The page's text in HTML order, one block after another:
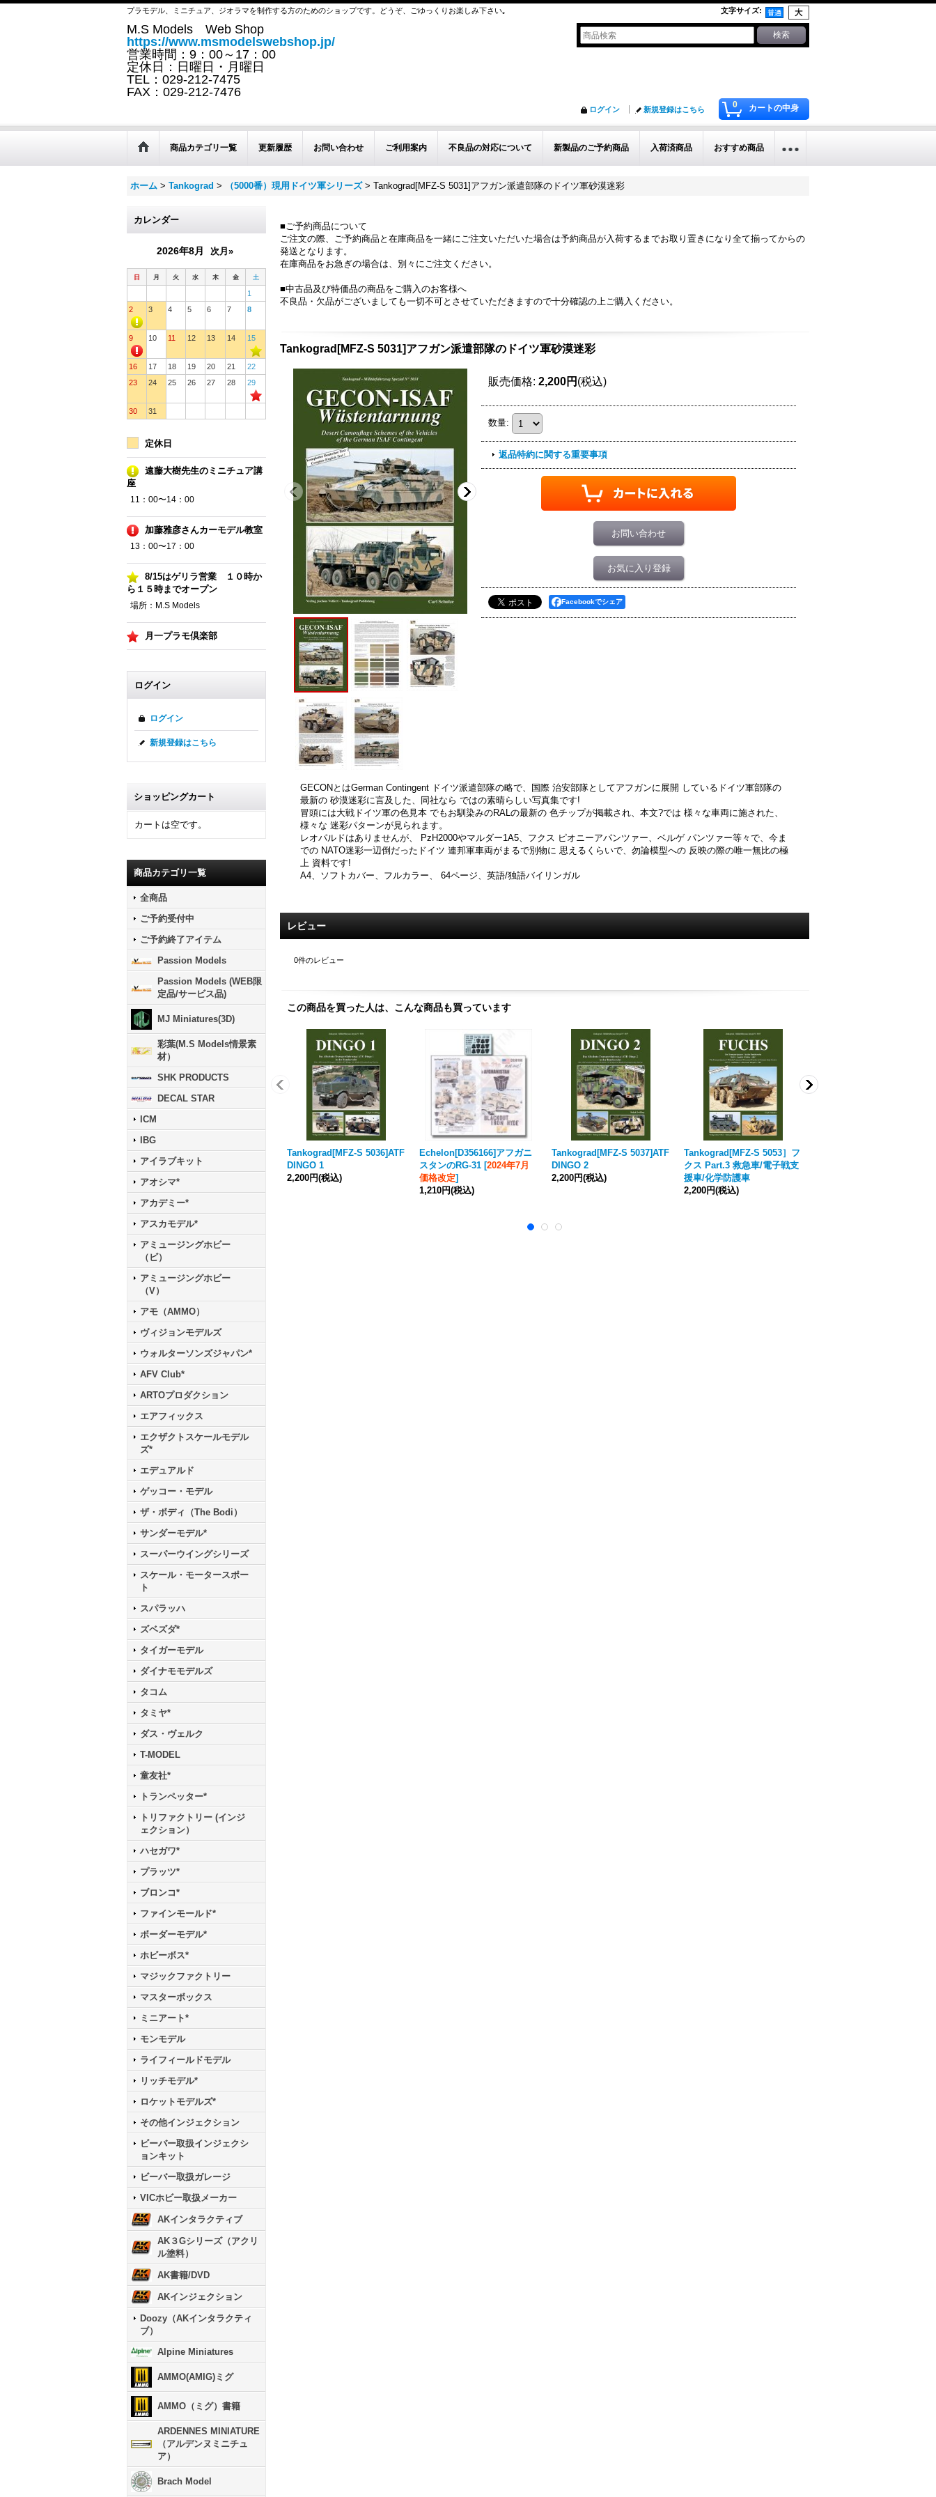
プラモデル、ミニチュア、ジオラマを制作する方のためのショップです。どうぞ、ごゆっくりお楽しみ下さい｡ 文字サイズ:
M.S Models Web Shop
https://www.msmodelswebshop.jp/
営業時間：9：00～17：00
定休日：日曜日・月曜日
TEL：029-212-7475
FAX：029-212-7476
0 カートの中身
ログイン 新規登録はこちら
商品カテゴリ一覧 更新履歴 お問い合わせ ご利用案内 不良品の対応について 新製品のご予約商品 入荷済商品 おすすめ商品
ホーム > Tankograd > （5000番）現用ドイツ軍シリーズ > Tankograd[MFZ-S 5031]アフガン派遣部隊のドイツ軍砂漠迷彩
カレンダー
2026年8月 次月»
日 月 火 水 木 金 土
1
2
3 4 5 6 7 8
9 10 11 12 13 14 15
16 17 18 19 20 21
22
23
24 25 26 27 28 29
30 31
定休日
遠藤大樹先生のミニチュア講
座
11：00〜14：00
加藤雅彦さんカーモデル教室
13：00〜17：00
8/15はゲリラ営業 １０時か
ら１５時までオープン
場所：M.S Models
月一プラモ倶楽部
ログイン
ログイン
新規登録はこちら
ショッピングカート
カートは空です。
商品カテゴリ一覧
全商品
ご予約受付中
ご予約終了アイテム
Passion Models
Passion Models (WEB限
定品/サービス品)
MJ Miniatures(3D)
彩葉(M.S Models情景素
材）
SHK PRODUCTS
DECAL STAR
ICM
IBG
アイラブキット
アオシマ*
アカデミー*
アスカモデル*
アミュージングホビー
（ビ）
アミュージングホビー
（V）
アモ（AMMO）
ヴィジョンモデルズ
ウォルターソンズジャパン*
AFV Club*
ARTOプロダクション
エアフィックス
エクザクトスケールモデル
ズ*
エデュアルド
ゲッコー・モデル
ザ・ボディ（The Bodi）
サンダーモデル*
スーパーウイングシリーズ
スケール・モータースポー
ト
スパラッハ
ズベズダ*
タイガーモデル
ダイナモモデルズ
タコム
タミヤ*
ダス・ヴェルク
T-MODEL
童友社*
トランペッター*
トリファクトリー (インジ
ェクション）
ハセガワ*
プラッツ*
ブロンコ*
ファインモールド*
ボーダーモデル*
ホビーボス*
マジックファクトリー
マスターボックス
ミニアート*
モンモデル
ライフィールドモデル
リッチモデル*
ロケットモデルズ*
その他インジェクション
ビーバー取扱インジェクシ
ョンキット
ビーバー取扱ガレージ
VICホビー取扱メーカー
AKインタラクティブ
AK３Gシリーズ（アクリ
ル塗料）
AK書籍/DVD
AKインジェクション
Doozy（AKインタラクティ
ブ）
Alpine Miniatures
AMMO(AMIG)ミグ
AMMO（ミグ）書籍
ARDENNES MINIATURE
（アルデンヌミニチュ
ア）
Brach Model
■ご予約商品について
ご注文の際、ご予約商品と在庫商品を一緒にご注文いただいた場合は予約商品が入荷するまでお取り置きになり全て揃ってからの
発送となります。
在庫商品をお急ぎの場合は、別々にご注文ください。
■中古品及び特価品の商品をご購入のお客様へ
不良品・欠品がございましても一切不可とさせていただきますので十分確認の上ご購入ください。
Tankograd[MFZ-S 5031]アフガン派遣部隊のドイツ軍砂漠迷彩
販売価格: 2,200円 (税込)
数量:
返品特約に関する重要事項
お問い合わせ
お気に入り登録
Facebookでシェア
GECONとはGerman Contingent ドイツ派遣部隊の略で、国際 治安部隊としてアフガンに展開 しているドイツ軍部隊の
最新の 砂漠迷彩に言及した、同社なら ではの素晴らしい写真集です!
冒頭には大戦ドイツ軍の色見本 でもお馴染みのRALの最新の 色チップが掲載され、本文?では 様々な車両に施された、
様々な 迷彩パターンが見られます。
レオパルドはありませんが、 PzH2000やマルダー1A5、フクス ピオニーアパンツァー、ベルゲ パンツァー等々で、今ま
での NATO迷彩一辺倒だったドイツ 連邦軍車両がまるで別物に 思えるくらいで、勿論模型への 反映の際の唯一無比の極
上 資料です!
A4、ソフトカバー、フルカラー、 64ページ、英語/独語バイリンガル
レビュー
0件のレビュー
この商品を買った人は、こんな商品も買っています
Tankograd[MFZ-S 5036]ATF
DINGO 1
2,200円(税込)
Echelon[D356166]アフガニ
スタンのRG-31 [2024年7月
価格改定]
1,210円(税込)
Tankograd[MFZ-S 5037]ATF
DINGO 2
2,200円(税込)
Tankograd[MFZ-S 5053］フ
クス Part.3 救急車/電子戦支
援車/化学防護車
2,200円(税込)